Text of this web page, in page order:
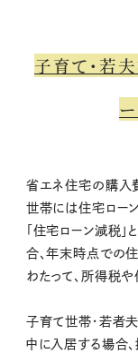
子育て・若
省エネ住宅の購入
世帯には住宅ロー
「住宅ローン減税
合、年末時点での
わたって、所得税
子育て世帯・若者
中に入居する場合